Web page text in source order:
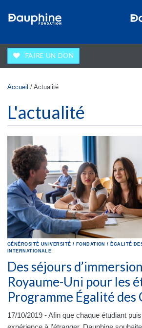
FAIRE UN DON
Vous êtes ici
Accueil / Actualité
L'actualité
GÉNÉROSITÉ UNIVERSITÉ / FONDATION / ÉGALITÉ
INTERNATIONALE
Des séjours
Royaume-Uni pour les
Programme Égalité des
17/10/2019 - Afin que chaque étudiant